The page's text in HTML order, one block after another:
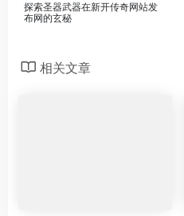
探索圣器武器在新开传奇网站发
布网的玄秘
相关文章